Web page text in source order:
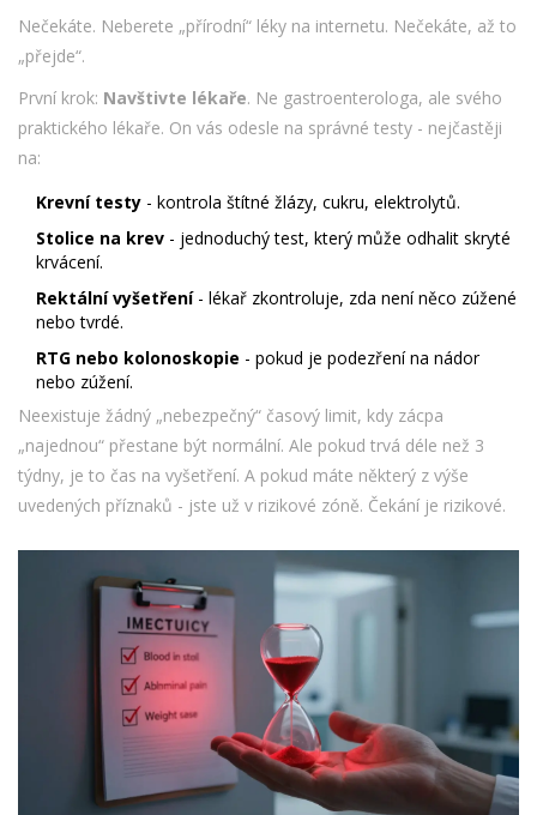
Nečekáte. Neberete „přírodní“ léky na internetu. Nečekáte, až to
„přejde“.
První krok: Navštivte lékaře. Ne gastroenterologa, ale svého
praktického lékaře. On vás odesle na správné testy - nejčastěji
na:
Krevní testy - kontrola štítné žlázy, cukru, elektrolytů.
Stolice na krev - jednoduchý test, který může odhalit skryté
krvácení.
Rektální vyšetření- lékař zkontroluje, zda není něco zúžené
nebo tvrdé.
RTG nebo kolonoskopie - pokud je podezření na nádor
nebo zúžení.
Neexistuje žádný „nebezpečný“ časový limit, kdy zácpa
„najednou“ přestane být normální. Ale pokud trvá déle než 3
týdny, je to čas na vyšetření. A pokud máte některý z výše
uvedených příznaků - jste už v rizikové zóně. Čekání je rizikové.